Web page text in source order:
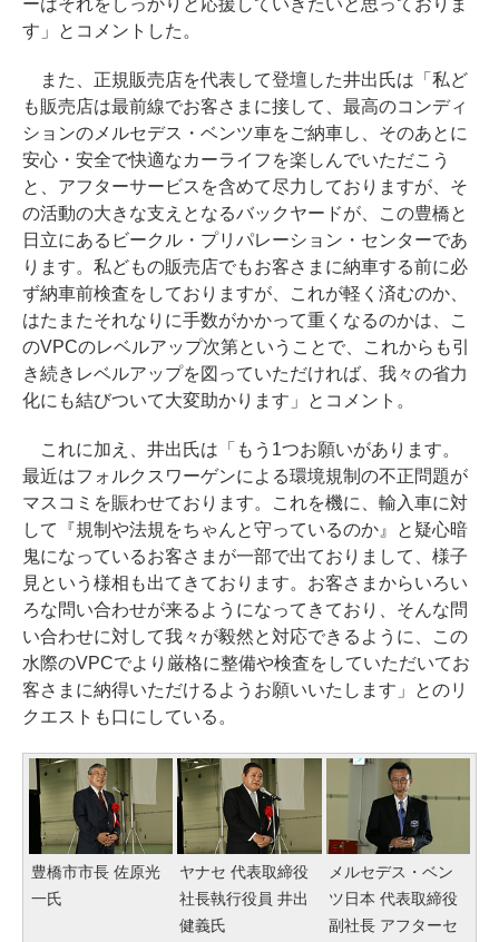
ーはそれをしっかりと応援していきたいと思っておりま
す」とコメントした。
また、正規販売店を代表して登壇した井出氏は「私ど
も販売店は最前線でお客さまに接して、最高のコンディ
ションのメルセデス・ベンツ車をご納車し、そのあとに
安心・安全で快適なカーライフを楽しんでいただこう
と、アフターサービスを含めて尽力しておりますが、そ
の活動の大きな支えとなるバックヤードが、この豊橋と
日立にあるビークル・プリパレーション・センターであ
ります。私どもの販売店でもお客さまに納車する前に必
ず納車前検査をしておりますが、これが軽く済むのか、
はたまたそれなりに手数がかかって重くなるのかは、こ
のVPCのレベルアップ次第ということで、これからも引
き続きレベルアップを図っていただければ、我々の省力
化にも結びついて大変助かります」とコメント。
これに加え、井出氏は「もう1つお願いがあります。
最近はフォルクスワーゲンによる環境規制の不正問題が
マスコミを賑わせております。これを機に、輸入車に対
して『規制や法規をちゃんと守っているのか』と疑心暗
鬼になっているお客さまが一部で出ておりまして、様子
見という様相も出てきております。お客さまからいろい
ろな問い合わせが来るようになってきており、そんな問
い合わせに対して我々が毅然と対応できるように、この
水際のVPCでより厳格に整備や検査をしていただいてお
客さまに納得いただけるようお願いいたします」とのリ
クエストも口にしている。
豊橋市市長 佐原光
一氏
ヤナセ 代表取締役
社長執行役員 井出
健義氏
メルセデス・ベン
ツ日本 代表取締役
副社長 アフターセ